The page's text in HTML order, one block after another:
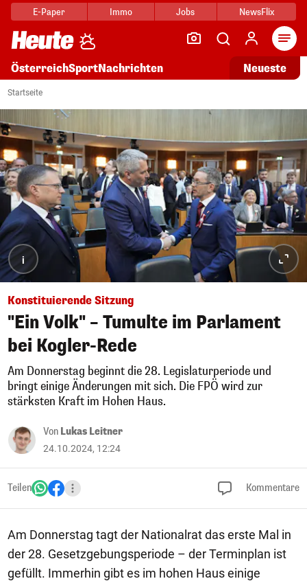
E-Paper Immo Jobs NewsFlix
ÖsterreichSportNachrichten Neueste
Startseite
i
Konstituierende Sitzung
"Ein Volk" – Tumulte im Parlament
bei Kogler-Rede
Am Donnerstag beginnt die 28. Legislaturperiode und
bringt einige Änderungen mit sich. Die FPÖ wird zur
stärksten Kraft im Hohen Haus.
Von Lukas Leitner
24.10.2024, 12:24
Teilen Kommentare
Am Donnerstag tagt der Nationalrat das erste Mal in
der 28. Gesetzgebungsperiode – der Terminplan ist
gefüllt. Immerhin gibt es im hohen Haus einige